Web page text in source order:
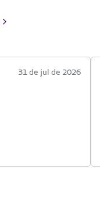
31 de jul de 2026